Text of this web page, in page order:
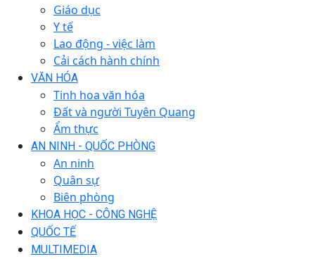
Giáo dục
Y tế
Lao động - việc làm
Cải cách hành chính
VĂN HÓA
Tinh hoa văn hóa
Đất và người Tuyên Quang
Ẩm thực
AN NINH - QUỐC PHÒNG
An ninh
Quân sự
Biên phòng
KHOA HỌC - CÔNG NGHỆ
QUỐC TẾ
MULTIMEDIA